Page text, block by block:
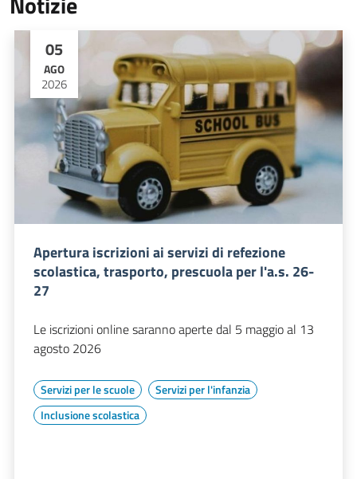
05
AGO
2026
Apertura iscrizioni ai servizi di refezione
scolastica, trasporto, prescuola per l'a.s. 26-
27
Le iscrizioni online saranno aperte dal 5 maggio al 13
agosto 2026
Servizi per le scuole
Servizi per l'infanzia
Inclusione scolastica